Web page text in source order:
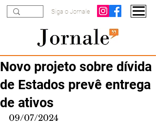
Siga o Jornale
Novo projeto sobre dívida
de Estados prevê entrega
de ativos
09/07/2024